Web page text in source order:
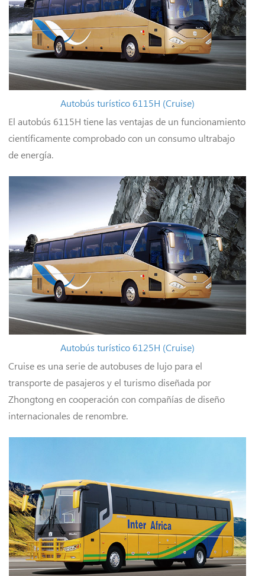
Autobús turístico 6115H (Cruise)
El autobús 6115H tiene las ventajas de un funcionamiento
científicamente comprobado con un consumo ultrabajo
de energía.
Autobús turístico 6125H (Cruise)
Cruise es una serie de autobuses de lujo para el
transporte de pasajeros y el turismo diseñada por
Zhongtong en cooperación con compañías de diseño
internacionales de renombre.